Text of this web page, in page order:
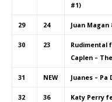
#1)
29 24 Juan
30 23
Rudimental
Caplen –
31 NEW Juanes – Pa
32 36 Katy Perry